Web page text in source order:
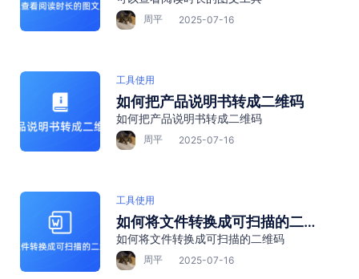
周平 2025-07-16
工具使用
如何把产品说明书转成二维码
如何把产品说明书转成二维码
周平 2025-07-16
工具使用
如何将文件转换成可扫描的二维
码
如何将文件转换成可扫描的二维码
周平 2025-07-16